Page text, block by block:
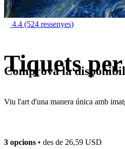
4.4 (524 ressenyes)
Tiquets
Viu l'art d'una manera única amb
Comprova la
3 opcions • des de 26,59 USD